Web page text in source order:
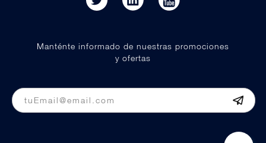
Manténte informado de nuestras promociones
y ofertas